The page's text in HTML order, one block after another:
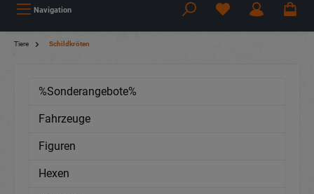
Navigation
Tiere Schildkröten
%Sonderangebote%
Fahrzeuge
Figuren
Hexen